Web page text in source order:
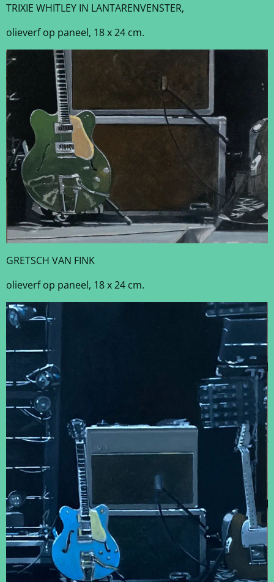
TRIXIE WHITLEY IN LANTARENVENSTER,
olieverf op paneel, 18 x 24 cm.
GRETSCH VAN FINK
olieverf op paneel, 18 x 24 cm.